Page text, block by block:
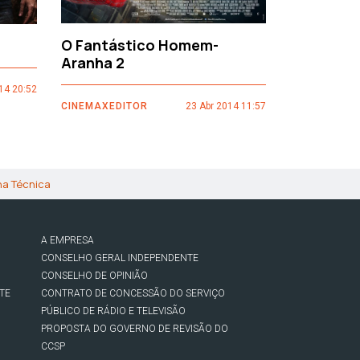
20:52
O Fantástico Homem-
Aranha 2
CINEMAXEDITOR 23 Abr 2014 11:57
Técnica
A EMPRESA
CONSELHO GERAL INDEPENDENTE
CONSELHO DE OPINIÃO
CONTRATO DE CONCESSÃO DO SERVIÇO
PÚBLICO DE RÁDIO E TELEVISÃO
PROPOSTA DO GOVERNO DE REVISÃO DO
CCSP